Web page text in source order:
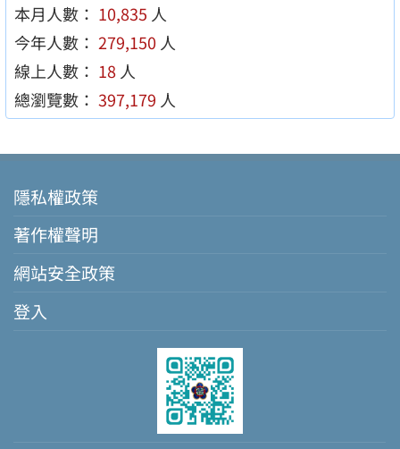
本月人數： 10,835 人
今年人數： 279,150 人
線上人數： 18 人
總瀏覽數： 397,179 人
隱私權政策
著作權聲明
網站安全政策
登入